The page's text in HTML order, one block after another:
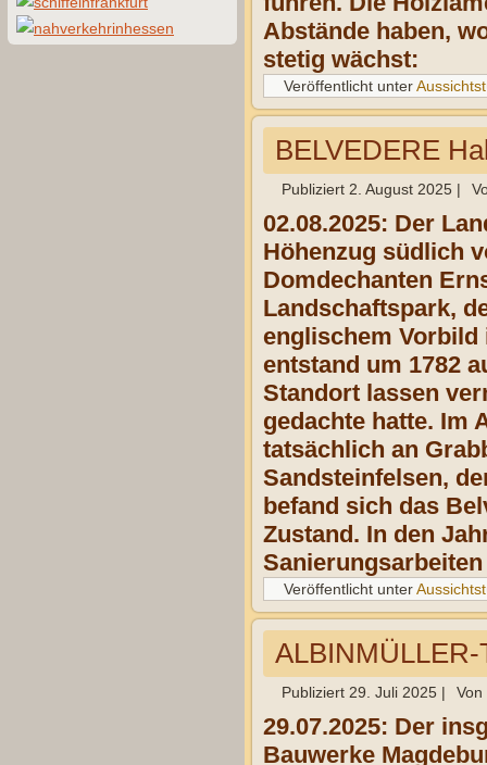
Abstände haben,
stetig wächst:
Veröffentlicht unter
BELVEDERE
Publiziert 2. August 2025 |
02.08.2025: Der
Höhenzug südlich
Domdechanten
Landschaftspark,
englischem Vorbild
entstand um 1782
Standort lassen
gedachte hatte. Im
tatsächlich an
Sandsteinfelsen,
befand sich das
Zustand. In den
Veröffentlicht unter
Publiziert 29. Juli 2025 | Von
29.07.2025: Der
Bauwerke